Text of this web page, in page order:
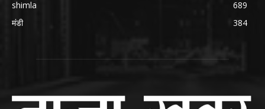
shimla
689
मंडी
384